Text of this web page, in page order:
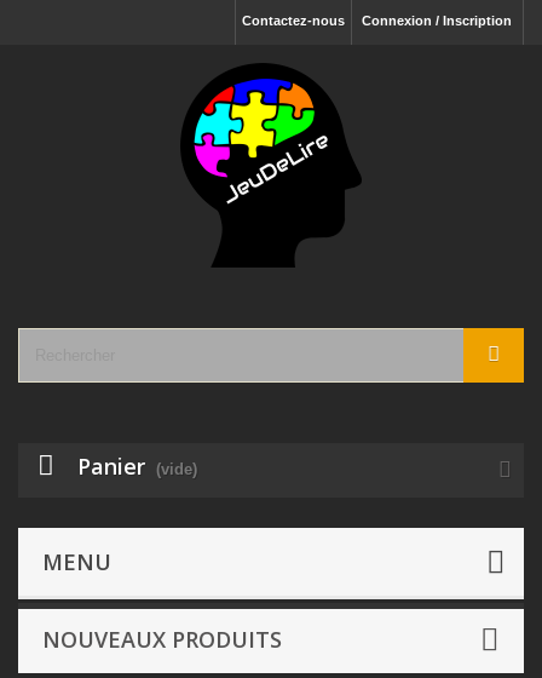
Connexion / Inscription
Contactez-nous
Panier (vide)
MENU
NOUVEAUX PRODUITS